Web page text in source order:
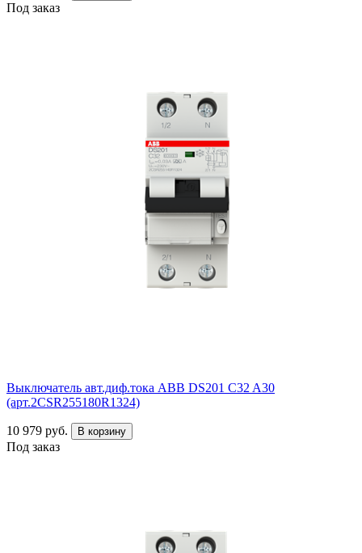
Под заказ
Выключатель авт.диф.тока ABB DS201 C32 A30
(арт.2CSR255180R1324)
10 979 руб. В корзину
Под заказ